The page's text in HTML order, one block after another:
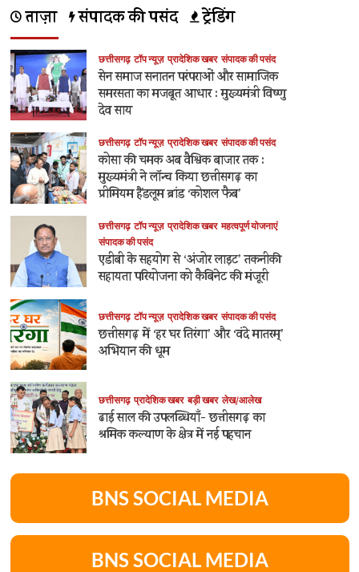
ताज़ा संपादक की पसंद ट्रेंडिंग
छत्तीसगढ़ टॉप न्यूज़ प्रादेशिक खबर संपादक की पसंद
सेन समाज सनातन परंपराओं और सामाजिक
समरसता का मजबूत आधार : मुख्यमंत्री विष्णु
देव साय
छत्तीसगढ़ टॉप न्यूज़ प्रादेशिक खबर संपादक की पसंद
कोसा की चमक अब वैश्विक बाजार तक :
मुख्यमंत्री ने लॉन्च किया छत्तीसगढ़ का
प्रीमियम हैंडलूम ब्रांड ‘कोशल फैब’
छत्तीसगढ़ टॉप न्यूज़ प्रादेशिक खबर महत्वपूर्ण योजनाएं
संपादक की पसंद
एडीबी के सहयोग से ‘अंजोर लाइट’ तकनीकी
सहायता परियोजना को कैबिनेट की मंजूरी
छत्तीसगढ़ टॉप न्यूज़ प्रादेशिक खबर संपादक की पसंद
छत्तीसगढ़ में ‘हर घर तिरंगा’ और ‘वंदे मातरम्’
अभियान की धूम
छत्तीसगढ़ प्रादेशिक खबर बड़ी खबर लेख/आलेख
ढाई साल की उपलब्धियाँ- छत्तीसगढ़ का
श्रमिक कल्याण के क्षेत्र में नई पहचान
BNS SOCIAL MEDIA
BNS SOCIAL MEDIA